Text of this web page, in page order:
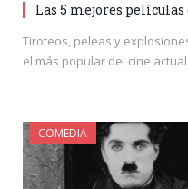
Las 5 mejores
Tiroteos, peleas y
el más popular del cine
COMEDIA